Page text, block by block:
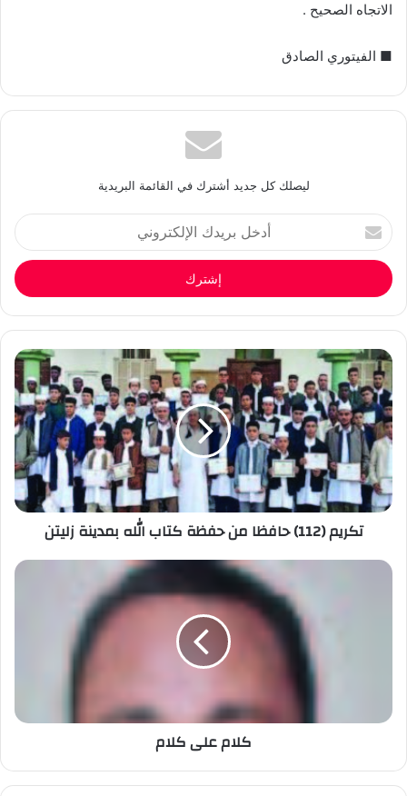
الاتجاه الصحيح .
■ الفيتوري الصادق
ليصلك كل جديد أشترك في القائمة البريدية
أدخل
بريدك
الإلكتروني
تكريم (112) حافظا من حفظة كتاب الله بمدينة زليتن
كلام على كلام